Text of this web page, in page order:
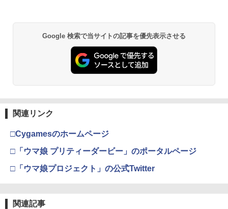
Google 検索で当サイトの記事を優先表示させる
関連リンク
□Cygamesのホームページ
□「ウマ娘 プリティーダービー」のポータルページ
□「ウマ娘プロジェクト」の公式Twitter
関連記事